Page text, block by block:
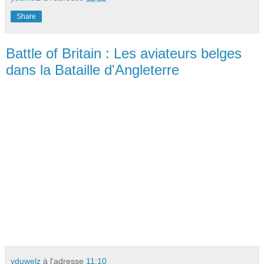
Share
Battle of Britain : Les aviateurs belges
dans la Bataille d'Angleterre
yduwelz à l'adresse 11:10